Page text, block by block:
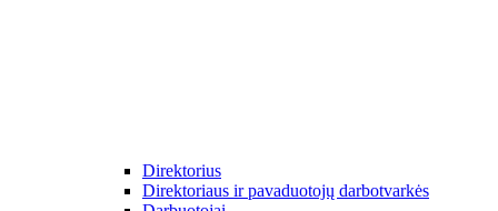
Direktorius
Direktoriaus ir pavaduotojų darbotvarkės